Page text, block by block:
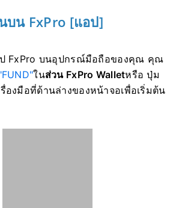
บน FxPro [แอป]
ป FxPro บนอุปกรณ์มือถือของคุณ คุณ
ในส่วน FxPro Walletหรือ ปุ่ม
องมือที่ด้านล่างของหน้าจอเพื่อเริ่มต้น